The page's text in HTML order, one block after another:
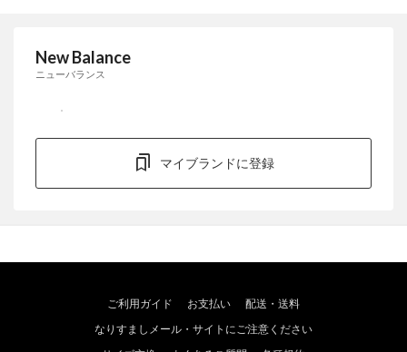
New Balance
ニューバランス
マイブランドに登録
ご利用ガイド お支払い
配送・送料
なりすましメール・サイトにご注意ください